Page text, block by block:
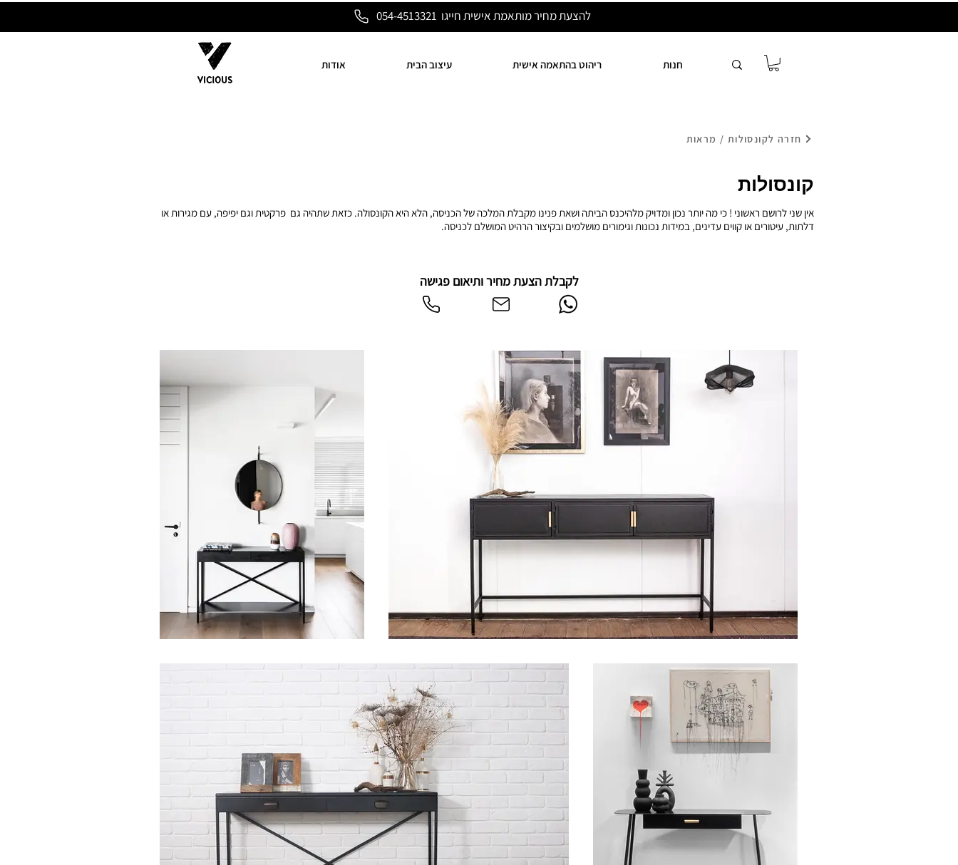
להצעת מחיר מותאמת אישית חייגו 054-4513321
חנות ריהוט בהתאמה אישית עיצוב הבית אודות
חזרה לקונסולות / מראות
קונסולות
אין שני לרושם ראשוני ! כי מה יותר נכון ומדויק מלהיכנס הביתה ושאת פנינו מקבלת המלכה של הכניסה, הלא היא הקונסולה. כזאת שתהיה גם פרקטית וגם יפיפה, עם מגירות או
דלתות, עיטורים או קווים עדינים, במידות נכונות וגימורים מושלמים ובקיצור הרהיט המושלם לכניסה.
לקבלת הצעת מחיר ותיאום פגישה